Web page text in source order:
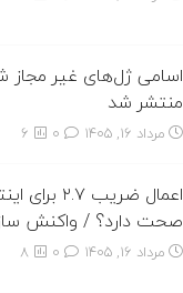
اسامی ژل‌های غیر
منتشر شد
مرداد ۱۶, ۱۴۰۵ 6
اعمال ضریب
صحت دارد؟ / واکنش
مرداد ۱۶, ۱۴۰۵ 8